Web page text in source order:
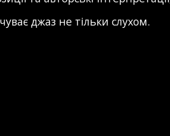
джаз не тільки слухом.